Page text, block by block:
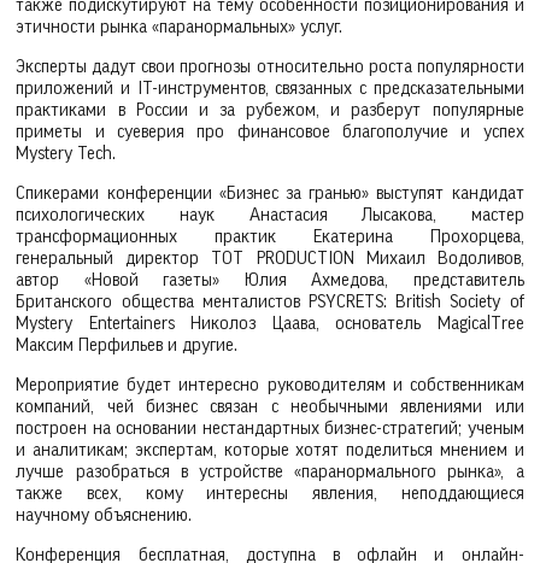
также подискутируют на тему особенности позиционирования и
этичности рынка «паранормальных» услуг.
Эксперты дадут свои прогнозы относительно роста популярности
приложений и IT-инструментов, связанных с предсказательными
практиками в России и за рубежом, и разберут популярные
приметы и суеверия про финансовое благополучие и успех
Mystery Tech.
Спикерами конференции «Бизнес за гранью» выступят кандидат
психологических наук Анастасия Лысакова, мастер
трансформационных практик Екатерина Прохорцева,
генеральный директор TOT PRODUCTION Михаил Водоливов,
автор «Новой газеты» Юлия Ахмедова, представитель
Британского общества менталистов PSYCRETS: British Society of
Mystery Entertainers Николоз Цаава, основатель MagicalTree
Максим Перфильев и другие.
Мероприятие будет интересно руководителям и собственникам
компаний, чей бизнес связан с необычными явлениями или
построен на основании нестандартных бизнес-стратегий; ученым
и аналитикам; экспертам, которые хотят поделиться мнением и
лучше разобраться в устройстве «паранормального рынка», а
также всех, кому интересны явления, неподдающиеся
научному объяснению.
Конференция бесплатная, доступна в офлайн и онлайн-